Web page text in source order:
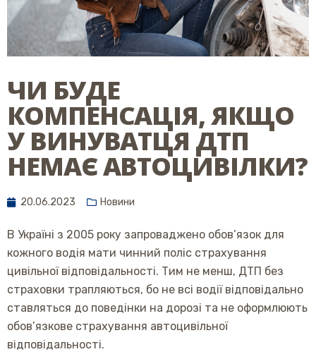
ЧИ БУДЕ
КОМПЕНСАЦІЯ, ЯКЩО
У ВИНУВАТЦЯ ДТП
НЕМАЄ АВТОЦИВІЛКИ?
20.06.2023 Новини
В Україні з 2005 року запроваджено обов’язок для
кожного водія мати чинний поліс страхування
цивільної відповідальності. Тим не менш, ДТП без
страховки трапляються, бо не всі водії відповідально
ставляться до поведінки на дорозі та не оформлюють
обов’язкове страхування автоцивільної
відповідальності.